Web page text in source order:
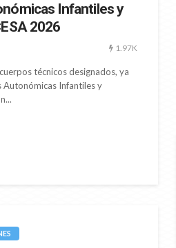
Infantiles y
2026
1.97K
técnicos designados, ya
Autonómicas Infantiles y